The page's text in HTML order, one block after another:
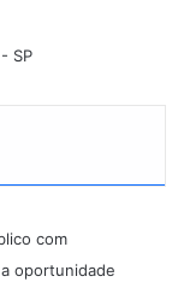
SP
com
oportunidade